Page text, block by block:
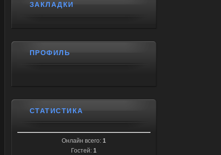
ЗАКЛАДКИ
ПРОФИЛЬ
СТАТИСТИКА
Онлайн всего: 1
Гостей: 1